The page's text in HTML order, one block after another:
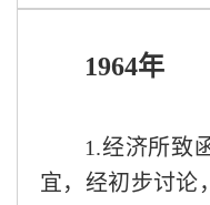
1964年
1.经济所致
宜，经初步讨论